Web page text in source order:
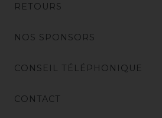
RETOURS
NOS SPONSORS
CONSEIL TÉLÉPHONIQUE
CONTACT